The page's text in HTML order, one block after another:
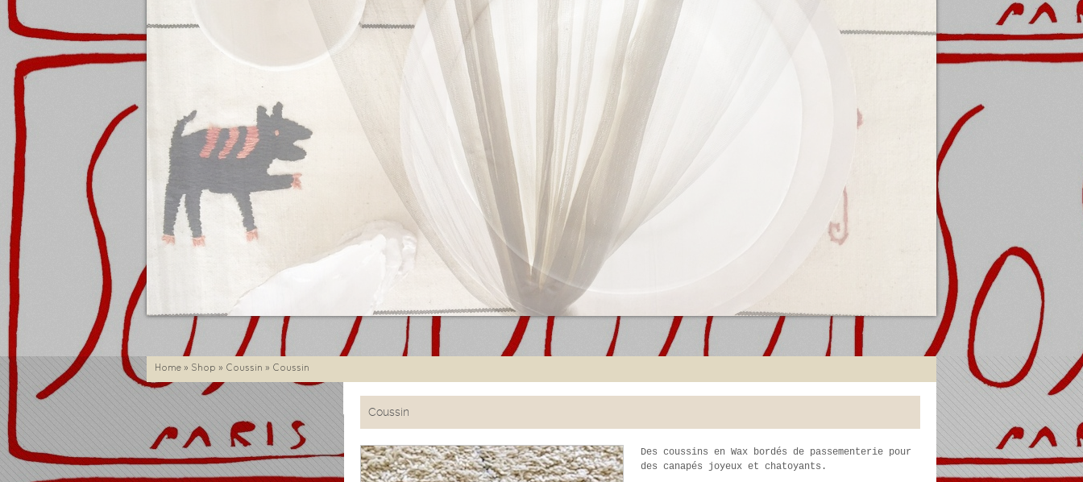
Home » Shop » Coussin » Coussin
Coussin
Des coussins en Wax bordés de passementerie pour
des canapés joyeux et chatoyants.